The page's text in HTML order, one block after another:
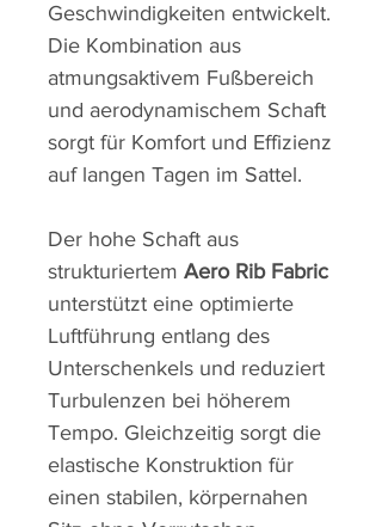
Geschwindigkeiten entwickelt.
Die Kombination aus
atmungsaktivem Fußbereich
und aerodynamischem Schaft
sorgt für Komfort und Effizienz
auf langen Tagen im Sattel.
Der hohe Schaft aus
strukturiertem Aero Rib Fabric
unterstützt eine optimierte
Luftführung entlang des
Unterschenkels und reduziert
Turbulenzen bei höherem
Tempo. Gleichzeitig sorgt die
elastische Konstruktion für
einen stabilen, körpernahen